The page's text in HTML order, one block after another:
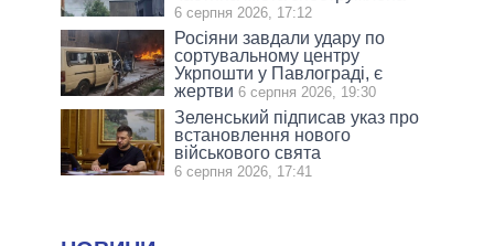
6 серпня 2026, 17:12
Росіяни завдали удару по
сортувальному центру
Укрпошти у Павлограді, є
жертви 6 серпня 2026, 19:30
Зеленський підписав указ про
встановлення нового
військового свята
6 серпня 2026, 17:41